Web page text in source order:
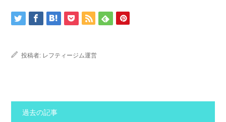
投稿者: レフティージム運営
過去の記事